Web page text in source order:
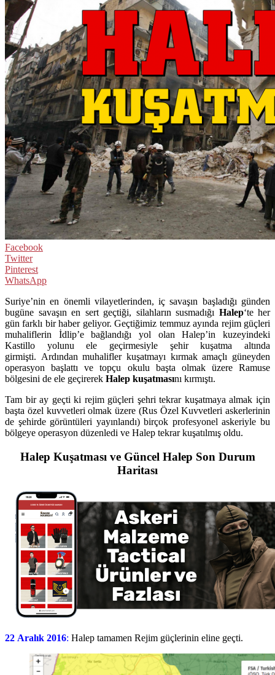
Facebook
Twitter
Pinterest
WhatsApp
Suriye’nin en önemli vilayetlerinden, iç savaşın başladığı günden
bugüne savaşın en sert geçtiği, silahların susmadığı Halep‘te her
gün farklı bir haber geliyor. Geçtiğimiz temmuz ayında rejim güçleri
muhaliflerin İdlip’e bağlandığı yol olan Halep’in kuzeyindeki
Kastillo yolunu ele geçirmesiyle şehir kuşatma altında
girmişti. Ardından muhalifler kuşatmayı kırmak amaçlı güneyden
operasyon başlattı ve topçu okulu başta olmak üzere Ramuse
bölgesini de ele geçirerek Halep kuşatmasını kırmıştı.
Tam bir ay geçti ki rejim güçleri şehri tekrar kuşatmaya almak için
başta özel kuvvetleri olmak üzere (Rus Özel Kuvvetleri askerlerinin
de şehirde görüntüleri yayınlandı) birçok profesyonel askeriyle bu
bölgeye operasyon düzenledi ve Halep tekrar kuşatılmış oldu.
Halep Kuşatması ve Güncel Halep Son Durum
Haritası
22 Aralık 2016: Halep tamamen Rejim güçlerinin eline geçti.